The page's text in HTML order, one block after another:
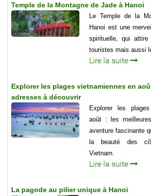
Temple de la Montagne de Jade à Hanoi
Le Temple de la
Hanoi est une
spirituelle, qui
touristes mais aussi
Lire la suite
Explorer les plages vietnamiennes en
adresses à découvrir
Explorer les
août : les
aventure fascinante
la beauté des
Vietnam.
Lire la suite
La pagode au pilier unique à Hanoi